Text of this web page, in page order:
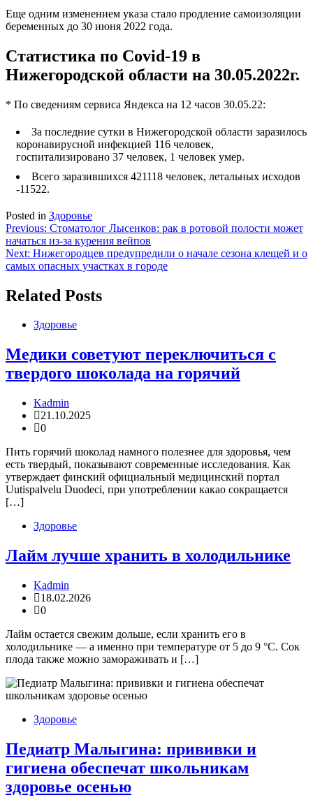
Еще одним изменением указа стало продление самоизоляции
беременных до 30 июня 2022 года.
Статистика по Cоvid-19 в
Нижегородской области на 30.05.2022г.
* По сведениям сервиса Яндекса на 12 часов 30.05.22:
За последние сутки в Нижегородской области заразилось
коронавирусной инфекцией 116 человек,
госпитализировано 37 человек, 1 человек умер.
Всего заразившихся 421118 человек, летальных исходов
-11522.
Posted in Здоровье
Навигация
по
записям
Previous: Стоматолог Лысенков: рак в ротовой полости может
начаться из-за курения вейпов
Next: Нижегородцев предупредили о начале сезона клещей и о
самых опасных участках в городе
Related Posts
Здоровье
Медики советуют переключиться с
твердого шоколада на горячий
Kadmin
21.10.2025
0
Пить горячий шоколад намного полезнее для здоровья, чем
есть твердый, показывают современные исследования. Как
утверждает финский официальный медицинский портал
Uutispalvelu Duodeci, при употреблении какао сокращается
[…]
Здоровье
Лайм лучше хранить в холодильнике
Kadmin
18.02.2026
0
Лайм остается свежим дольше, если хранить его в
холодильнике — а именно при температуре от 5 до 9 °C. Сок
плода также можно замораживать и […]
Здоровье
Педиатр Малыгина: прививки и
гигиена обеспечат школьникам
здоровье осенью